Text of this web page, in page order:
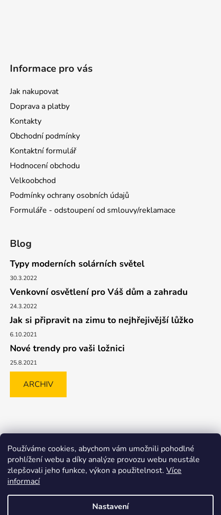
Používáme cookies, abychom vám umožnili pohodlné
prohlížení webu a díky analýze provozu webu neustále
zlepšovali jeho funkce, výkon a použitelnost. Více
informací
Nastavení
Informace pro vás
Jak nakupovat
Doprava a platby
Kontakty
Obchodní podmínky
Kontaktní formulář
Hodnocení obchodu
Velkoobchod
Podmínky ochrany osobních údajů
Formuláře - odstoupení od smlouvy/reklamace
Blog
Typy moderních solárních světel
30.3.2022
Venkovní osvětlení pro Váš dům a zahradu
24.3.2022
Jak si připravit na zimu to nejhřejivější lůžko
6.10.2021
Nové trendy pro vaši ložnici
25.8.2021
ARCHIV
MALL.CZ